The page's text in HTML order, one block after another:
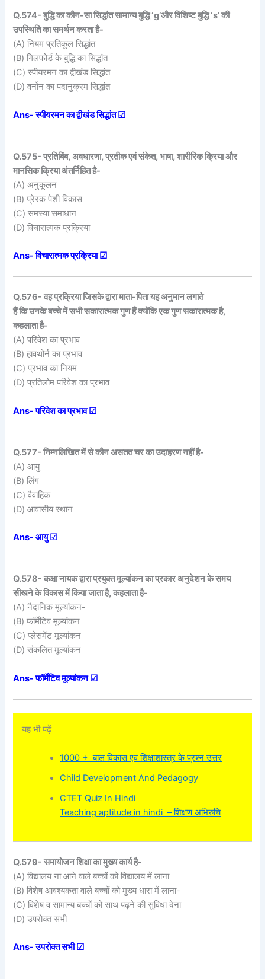
Q.574- बुद्धि का कौन-सा सिद्धांत सामान्य बुद्धि ‘g’और विशिष्ट बुद्धि ‘s’ की
उपस्थिति का समर्थन करता है-
(A) नियम प्रतिकूल सिद्धांत
(B) गिलफोर्ड के बुद्धि का सिद्धांत
(C) स्पीयरमन का द्वीखंड सिद्धांत
(D) वर्नोन का पदानुक्रम सिद्धांत
Ans- स्पीयरमन का द्वीखंड सिद्धांत ☑
Q.575- प्रतिबिंब, अवधारणा, प्रतीक एवं संकेत, भाषा, शारीरिक क्रिया और
मानसिक क्रिया अंतर्निहित है-
(A) अनुकूलन
(B) प्रेरक पेशी विकास
(C) समस्या समाधान
(D) विचारात्मक प्रक्रिया
Ans- विचारात्मक प्रक्रिया ☑
Q.576- वह प्रक्रिया जिसके द्वारा माता-पिता यह अनुमान लगाते
हैं कि उनके बच्चे में सभी सकारात्मक गुण हैं क्योंकि एक गुण सकारात्मक है,
कहलाता है-
(A) परिवेश का प्रभाव
(B) हावथोर्न का प्रभाव
(C) प्रभाव का नियम
(D) प्रतिलोम परिवेश का प्रभाव
Ans- परिवेश का प्रभाव ☑
Q.577- निम्नलिखित में से कौन असतत चर का उदाहरण नहीं है-
(A) आयु
(B) लिंग
(C) वैवाहिक
(D) आवासीय स्थान
Ans- आयु ☑
Q.578- कक्षा नायक द्वारा प्रयुक्त मूल्यांकन का प्रकार अनुदेशन के समय
सीखने के विकास में किया जाता है, कहलाता है-
(A) नैदानिक मूल्यांकन-
(B) फॉर्मेटिव मूल्यांकन
(C) प्लेसमेंट मूल्यांकन
(D) संकलित मूल्यांकन
Ans- फॉर्मेटिव मूल्यांकन ☑
यह भी पढ़ें
1000 + बाल विकास एवं शिक्षाशास्त्र के प्रश्न उत्तर
Child Development And Pedagogy
CTET Quiz In Hindi
Teaching aptitude in hindi – शिक्षण अभिरुचि
Q.579- समायोजन शिक्षा का मुख्य कार्य है-
(A) विद्यालय ना आने वाले बच्चों को विद्यालय में लाना
(B) विशेष आवश्यकता वाले बच्चों को मुख्य धारा में लाना-
(C) विशेष व सामान्य बच्चों को साथ पढ़ने की सुविधा देना
(D) उपरोक्त सभी
Ans- उपरोक्त सभी ☑